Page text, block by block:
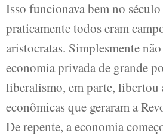
Isso funcionava bem no
praticamente todos eram
aristocratas. Simplesmente
economia privada de grande
liberalismo, em parte, libertou
econômicas que geraram a
De repente, a economia